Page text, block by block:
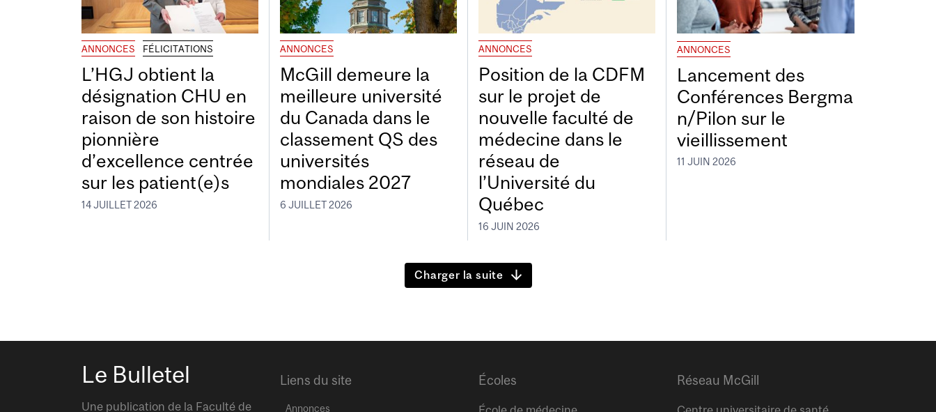
ANNONCES FÉLICITATIONS
L’HGJ obtient la
désignation CHU en
raison de son histoire
pionnière
d’excellence centrée
sur les patient(e)s
14 JUILLET 2026
ANNONCES
McGill demeure la
meilleure université
du Canada dans le
classement QS des
universités
mondiales 2027
6 JUILLET 2026
ANNONCES
Position de la CDFM
sur le projet de
nouvelle faculté de
médecine dans le
réseau de
l’Université du
Québec
16 JUIN 2026
ANNONCES
Lancement des
Conférences Bergma
n/Pilon sur le
vieillissement
11 JUIN 2026
Charger la suite
Le Bulletel
Une publication de la Faculté de
Liens du site
Annonces
Écoles Réseau McGill